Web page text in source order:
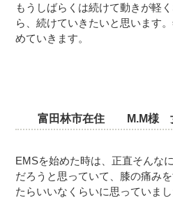
もうしばらくは続けて動きが軽
ら、続けていきたいと思います
めていきます。
富田林市在住 M.M様
EMSを始めた時は、正直そんな
だろうと思っていて、膝の痛み
たらいいなくらいに思っていまし